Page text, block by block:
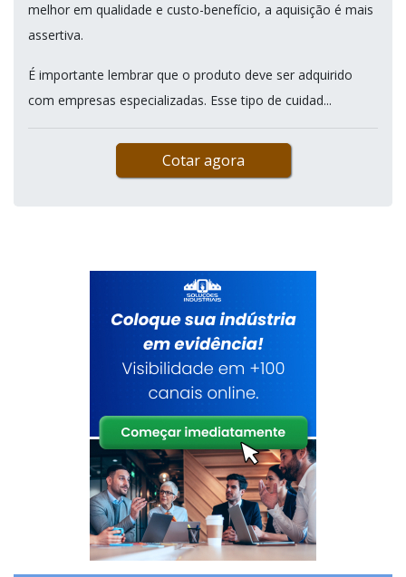
melhor em qualidade e custo-benefício, a aquisição é mais
assertiva.
É importante lembrar que o produto deve ser adquirido
com empresas especializadas. Esse tipo de cuidad...
Cotar agora